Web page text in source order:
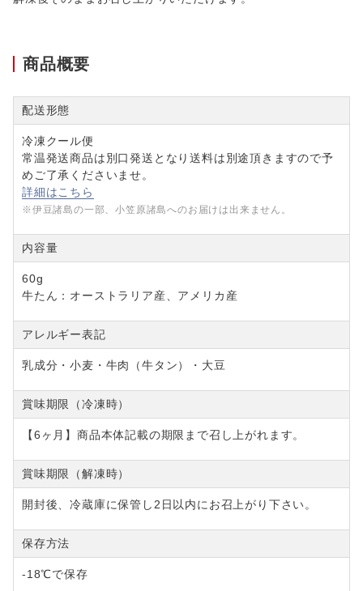
商品概要
配送形態
冷凍クール便
常温発送商品は別口発送となり送料は別途頂きますので予
めご了承くださいませ。
詳細はこちら
※伊豆諸島の一部、小笠原諸島へのお届けは出来ません。
内容量
60g
牛たん：オーストラリア産、アメリカ産
アレルギー表記
乳成分・小麦・牛肉（牛タン）・大豆
賞味期限（冷凍時）
【6ヶ月】商品本体記載の期限まで召し上がれます。
賞味期限（解凍時）
開封後、冷蔵庫に保管し2日以内にお召上がり下さい。
保存方法
-18℃で保存